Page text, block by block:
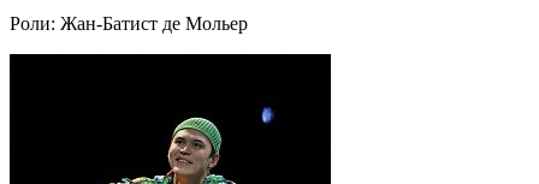
Роли: Жан-Батист де Мольер